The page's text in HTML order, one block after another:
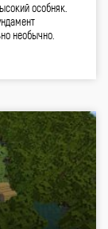
особняк.
необычно.